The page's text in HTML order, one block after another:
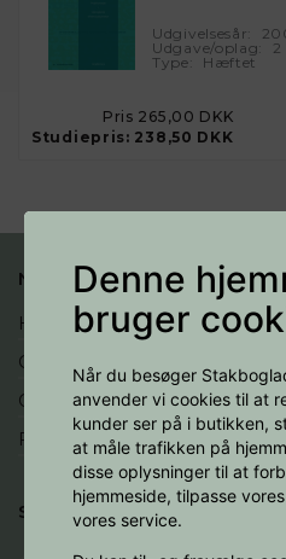
Denne
bruger
Når du besøger
anvender vi cookies til at
kunder ser på i butikken,
at måle trafikken på
disse oplysninger til at
hjemmeside, tilpasse
vores service.
Udgivelsesår:
Udgave/oplag:
2
Type:
Hæftet
Pris 265,00 DKK
Studiepris: 238,50 DKK
NYTTIGE LINKS
Handelsbetingelser
Cookies
Opret profil
Fortryd køb
SOCIALE MEDIER